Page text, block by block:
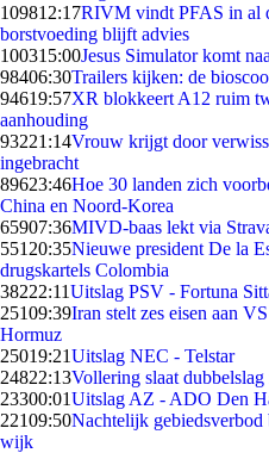
109812:17RIVM vindt PFAS in al
borstvoeding blijft advies
100315:00Jesus Simulator komt
98406:30Trailers kijken: de
94619:57XR blokkeert A12 ruim
aanhouding
93221:14Vrouw krijgt door
ingebracht
89623:46Hoe 30 landen zich
China en Noord-Korea
65907:36MIVD-baas lekt via
551 20:35Nieuwe president De la
drugskartels Colombia
38222:11Uitslag PSV - Fortuna
25109:39Iran stelt zes eisen aan
Hormuz
25019:21Uitslag NEC - Telstar
24822:13Vollering slaat
23300:01Uitslag AZ - ADO Den
22109:50Nachtelijk gebiedsverbod
wijk